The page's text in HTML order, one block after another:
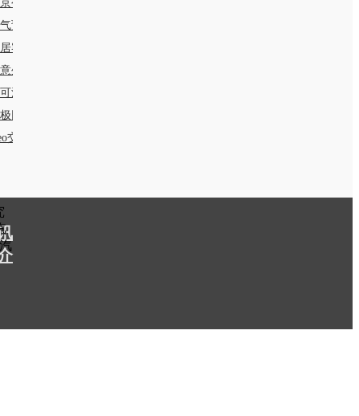
公交
预报
客
生活
波罗网
网
交换链接要求：PR值和BR值大于6)